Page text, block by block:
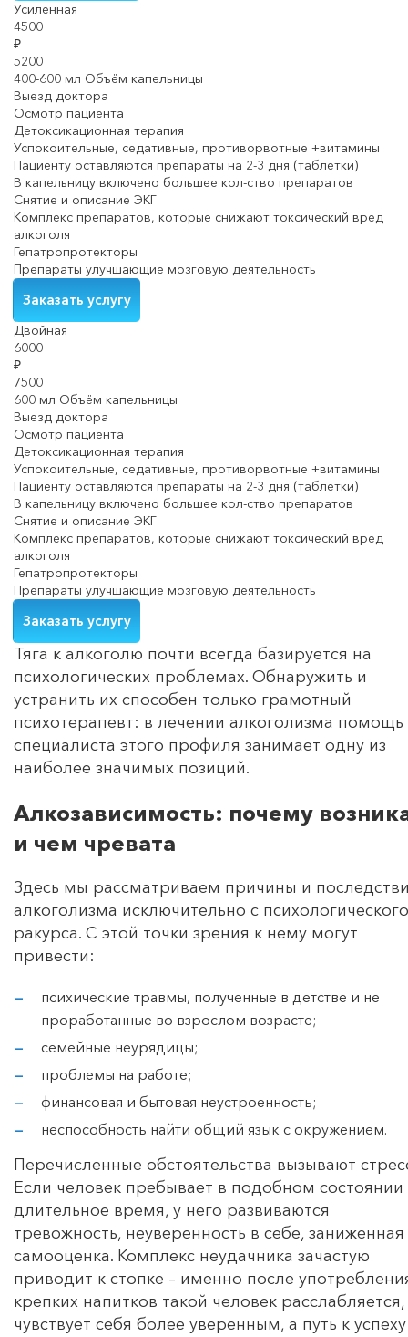
Усиленная
4500
₽
5200
400-600 мл Объём капельницы
Выезд доктора
Осмотр пациента
Детоксикационная терапия
Успокоительные, седативные, противорвотные +витамины
Пациенту оставляются препараты на 2-3 дня (таблетки)
В капельницу включено большее кол-ство препаратов
Снятие и описание ЭКГ
Комплекс препаратов, которые снижают токсический вред
алкоголя
Гепатропротекторы
Препараты улучшающие мозговую деятельность
Заказать услугу
Двойная
6000
₽
7500
600 мл Объём капельницы
Выезд доктора
Осмотр пациента
Детоксикационная терапия
Успокоительные, седативные, противорвотные +витамины
Пациенту оставляются препараты на 2-3 дня (таблетки)
В капельницу включено большее кол-ство препаратов
Снятие и описание ЭКГ
Комплекс препаратов, которые снижают токсический вред
алкоголя
Гепатропротекторы
Препараты улучшающие мозговую деятельность
Заказать услугу
Тяга к алкоголю почти всегда базируется на
психологических проблемах. Обнаружить и
устранить их способен только грамотный
психотерапевт: в лечении алкоголизма помощь
специалиста этого профиля занимает одну из
наиболее значимых позиций.
Алкозависимость: почему
и чем чревата
Здесь мы рассматриваем причины и
алкоголизма исключительно с психологического
ракурса. С этой точки зрения к нему могут
привести:
психические травмы, полученные в детстве и не
проработанные во взрослом возрасте;
семейные неурядицы;
проблемы на работе;
финансовая и бытовая неустроенность;
неспособность найти общий язык с окружением.
Перечисленные обстоятельства вызывают
Если человек пребывает в подобном состоянии
длительное время, у него развиваются
тревожность, неуверенность в себе, заниженная
самооценка. Комплекс неудачника зачастую
приводит к стопке – именно после
крепких напитков такой человек расслабляется,
чувствует себя более уверенным, а путь к